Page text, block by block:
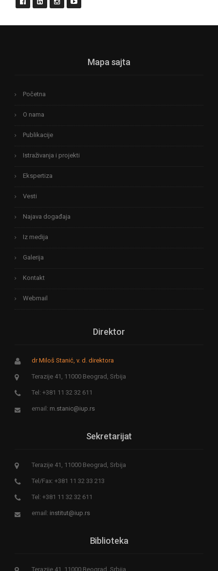
Mapa sajta
Početna
O nama
Publikacije
Istraživanja i projekti
Ekspertiza
Vesti
Najava događaja
Iz medija
Galerija
Kontakt
Webmail
Direktor
dr Miloš Stanić, v. d. direktora
Terazije 41, 11000 Beograd, Srbija
Tel: +381 11 32 32 611
email: m.stanic@iup.rs
Sekretarijat
Terazije 41, 11000 Beograd, Srbija
Tel/Fax: +381 11 32 33 213
Tel: +381 11 32 32 611
email: institut@iup.rs
Biblioteka
Terazije 41, 11000 Beograd, Srbija